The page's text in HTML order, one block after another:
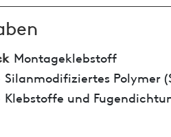
Montageklebstoff
Silanmodifiziertes Polymer
Klebstoffe und